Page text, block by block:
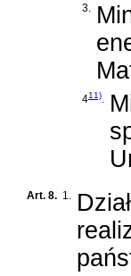
3.
411)
Art. 8. 1.